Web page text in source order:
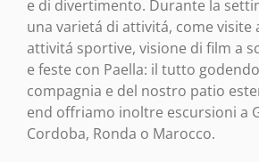
e di divertimento. Durante la
una varietá di attivitá, come visite
attivitá sportive, visione di film a
e feste con Paella: il tutto
compagnia e del nostro patio
end offriamo inoltre escursioni a
Cordoba, Ronda o Marocco.